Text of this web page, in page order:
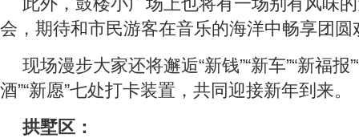
会，期待和市民游客在音乐的海洋中畅享团圆
现场漫步大家还将邂逅“新钱”“新车”“新福报
酒”“新愿”七处打卡装置，共同迎接新年到来。
拱墅区：